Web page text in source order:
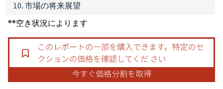
10. 市場の将来展望
**空き状況によります